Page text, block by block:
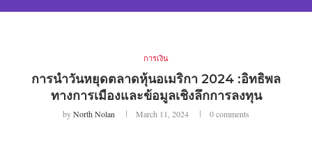
การเงิน
การนำวันหยุดตลาดหุ้นอเมริกา 2024 :อิทธิพล
ทางการเมืองและข้อมูลเชิงลึกการลงทุน
byNorth Nolan March 11, 2024 0 comments